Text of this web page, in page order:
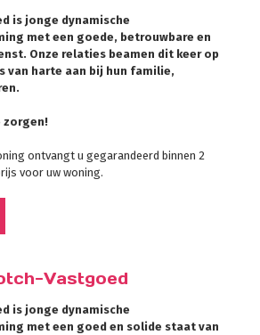
is jonge dynamische
met een goede, betrouwbare en
Onze relaties beamen dit keer op
van harte aan bij hun familie,
zorgen!
ontvangt u gegarandeerd binnen 2
voor uw woning.
Vastgoed
is jonge dynamische
met een goed en solide staat van